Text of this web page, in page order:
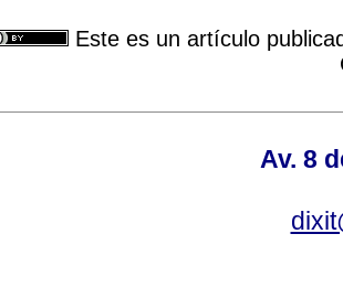
Este es un artículo
Av. 8